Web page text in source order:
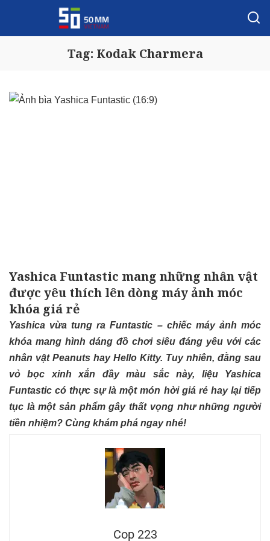
Tag: Kodak Charmera
Yashica Funtastic mang những nhân vật
được yêu thích lên dòng máy ảnh móc
khóa giá rẻ
Yashica vừa tung ra Funtastic – chiếc máy ảnh móc
khóa mang hình dáng đồ chơi siêu đáng yêu với các
nhân vật Peanuts hay Hello Kitty. Tuy nhiên, đằng sau
vỏ bọc xinh xắn đầy màu sắc này, liệu Yashica
Funtastic có thực sự là một món hời giá rẻ hay lại tiếp
tục là một sản phẩm gây thất vọng như những người
tiền nhiệm? Cùng khám phá ngay nhé!
Cop 223